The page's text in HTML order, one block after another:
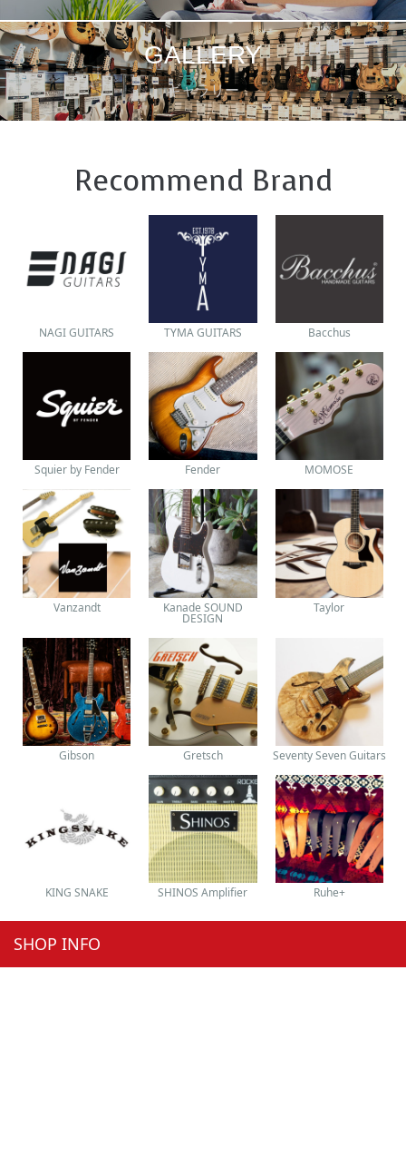
GALLERY
ギャラリー
Recommend Brand
NAGI GUITARS TYMA GUITARS Bacchus
Squier by Fender Fender MOMOSE
Vanzandt Kanade SOUND
DESIGN
Taylor
Gibson Gretsch Seventy Seven Guitars
KING SNAKE SHINOS Amplifier Ruhe+
SHOP INFO